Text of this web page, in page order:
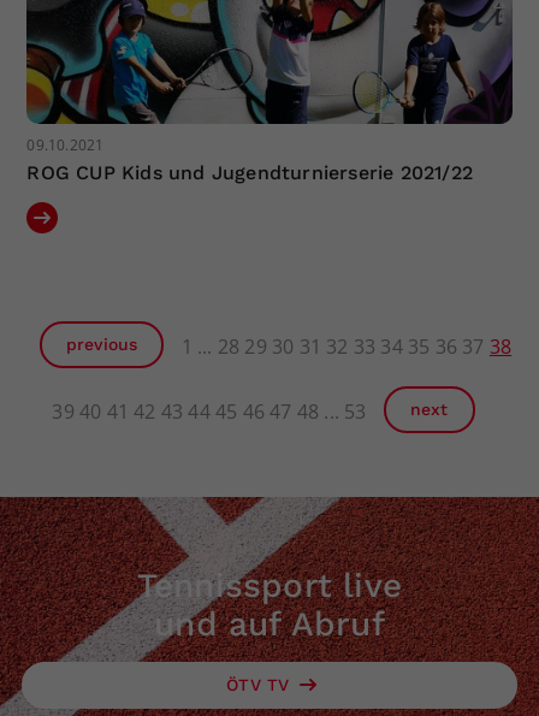
09.10.2021
ROG CUP Kids und Jugendturnierserie 2021/22
previous 1 28 29 30 31 32 33 34 35 36 37 38
39 40 41 42 43 4445 46 47 48 53 next
Tennissport live
und auf Abruf
ÖTV TV